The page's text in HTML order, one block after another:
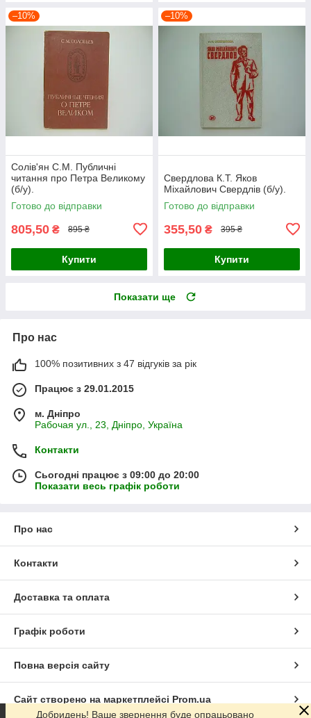
–10%
Солів'ян С.М. Публичні
читання про Петра Великому
(б/у).
Готово до відправки
805,50 ₴ 895 ₴
Купити
–10%
Свердлова К.Т. Яков
Міхайлович Свердлів (б/у).
Готово до відправки
355,50 ₴ 395 ₴
Купити
Показати ще
Про нас
100% позитивних з 47 відгуків за рік
Працює з 29.01.2015
м. Дніпро
Рабочая ул., 23, Дніпро, Україна
Контакти
Сьогодні працює з 09:00 до 20:00
Показати весь графік роботи
Про нас
Контакти
Доставка та оплата
Графік роботи
Повна версія сайту
Сайт створено на маркетплейсі Prom.ua
Добридень! Ваше звернення буде опрацьовано